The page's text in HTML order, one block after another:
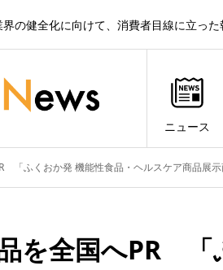
の健全化に向けて、消費者目線に立った
ニュース
「ふくおか発 機能性食品・ヘルスケア商品展
を全国へPR 「